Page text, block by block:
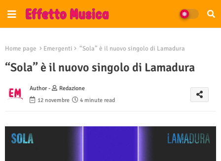
Home page Emergenti “Sola” è il nuovo singolo di Lamadura
“Sola” è il nuovo singolo di Lamadura
Author -
Redazione
12 novembre
4 minute read